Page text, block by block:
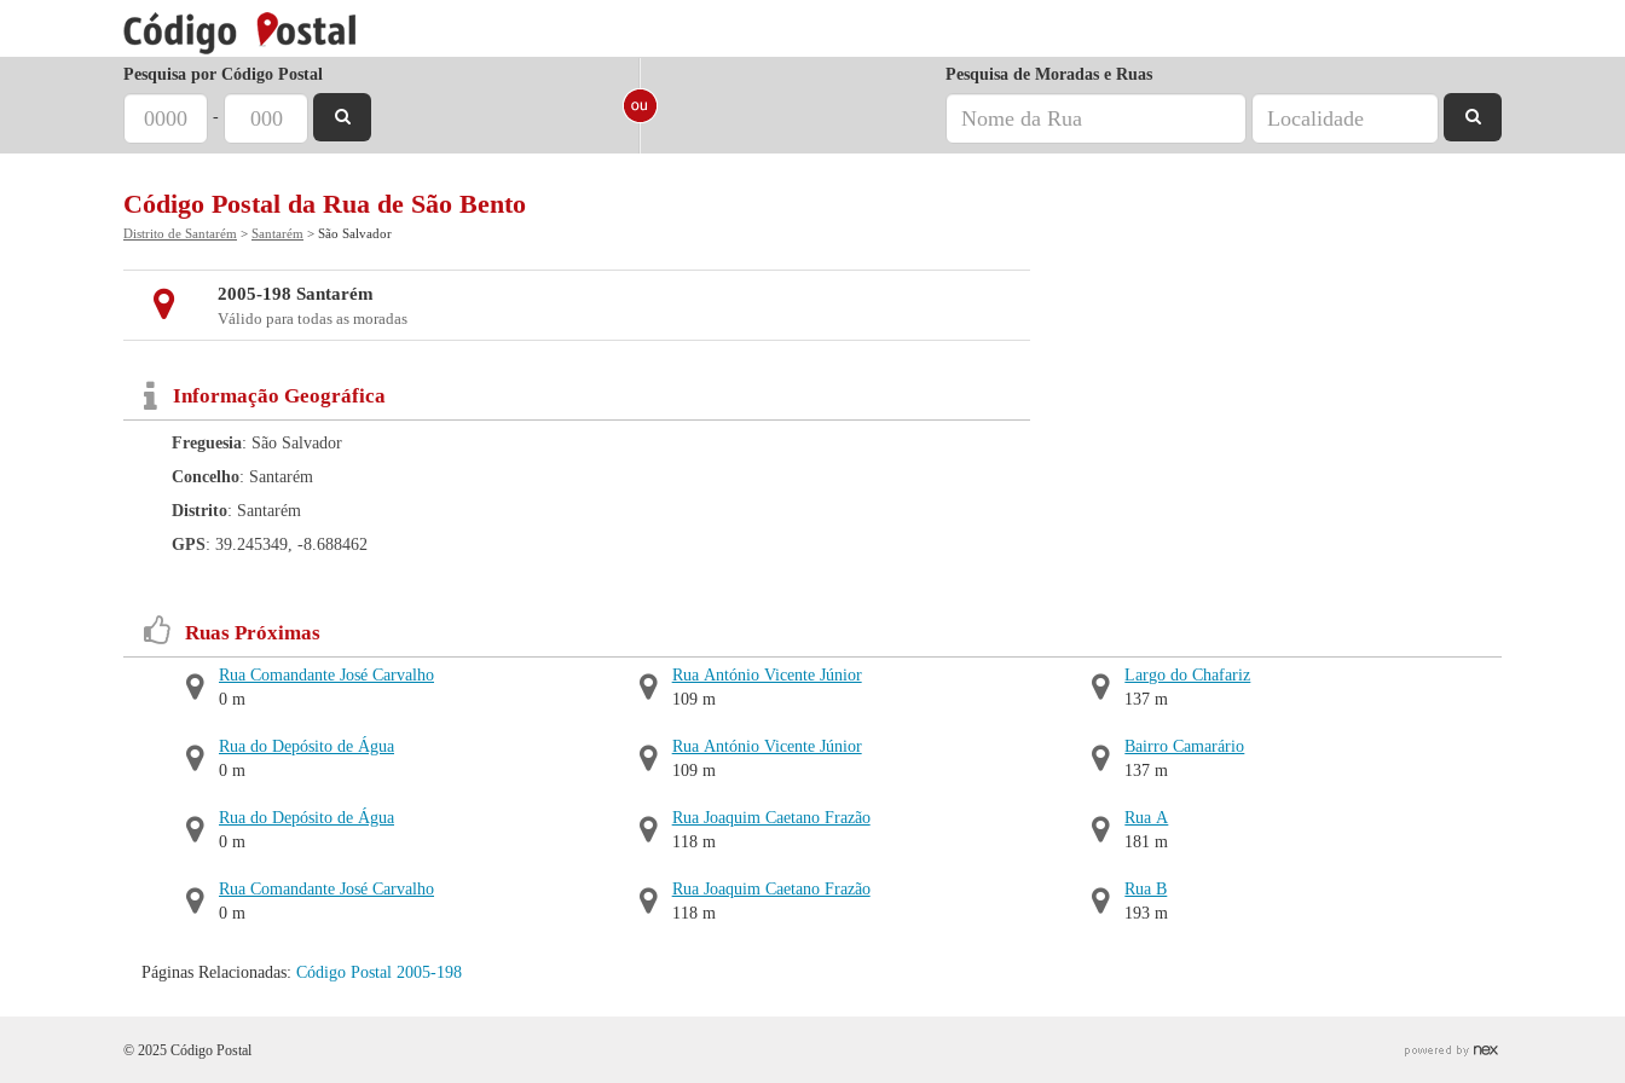
Pesquisa por Código Postal
-
Pesquisa de Moradas e Ruas
Código Postal da Rua de São Bento
Distrito de Santarém > Santarém > São Salvador
2005-198 Santarém
Válido para todas as moradas
Informação Geográfica
Freguesia: São Salvador
Concelho: Santarém
Distrito: Santarém
GPS: 39.245349, -8.688462
Ruas Próximas
Rua Comandante José Carvalho
0 m
Rua do Depósito de Água
0 m
Rua do Depósito de Água
0 m
Rua Comandante José Carvalho
0 m
Rua António Vicente Júnior
109 m
Rua António Vicente Júnior
109 m
Rua Joaquim Caetano Frazão
118 m
Rua Joaquim Caetano Frazão
118 m
Largo do Chafariz
137 m
Bairro Camarário
137 m
Rua A
181 m
Rua B
193 m
Páginas Relacionadas: Código Postal 2005-198
© 2025 Código Postal